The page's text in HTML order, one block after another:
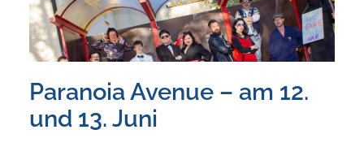
Paranoia Avenue – am 12.
und 13. Juni